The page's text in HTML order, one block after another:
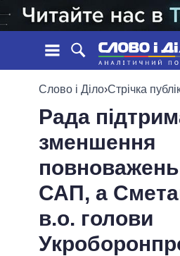
СТРІЧКА
ПОДІЇ
СТАТТІ
ОГЛЯДИ
ДАЙДЖЕСТИ
ПОЛIТИКИ
УСІ ПОЛІТИКИ
ПРЕЗИДЕНТ І ОФІС
ВЕРХОВНА РАДА
КАБІНЕТ МІНІСТРІВ
ВІДЕО
Слово і Діло›Стрічка
Рада
зменшення
САП, а
в.о. голови